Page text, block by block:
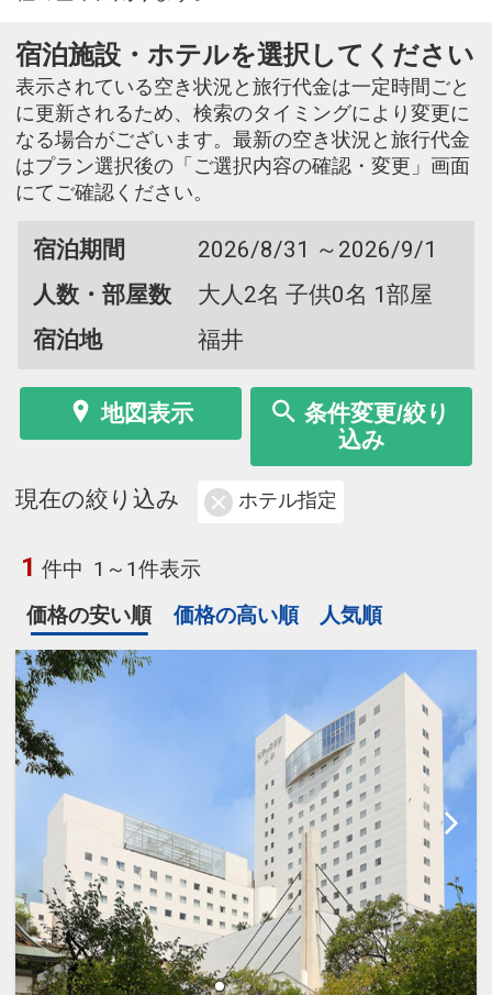
宿泊施設・ホテルを選択してください
表示されている空き状況と旅行代金は一定時間ごと
に更新されるため、検索のタイミングにより変更に
なる場合がございます。最新の空き状況と旅行代金
はプラン選択後の「ご選択内容の確認・変更」画面
にてご確認ください。
宿泊期間
2026/8/31 ～2026/9/1
人数・部屋数
大人2名 子供0名 1部屋
宿泊地
福井
地図表示
条件変更/絞り
込み
現在の絞り込み ホテル指定
1 件中 1～1件表示
価格の安い順
価格の高い順 人気順